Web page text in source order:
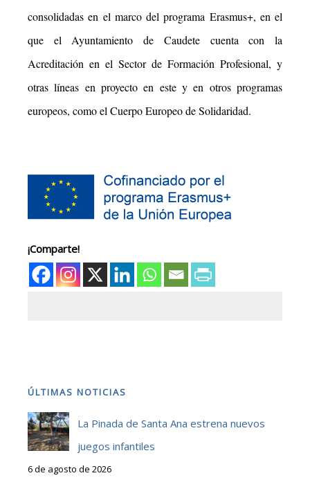
consolidadas en el marco del programa Erasmus+, en el
que el Ayuntamiento de Caudete cuenta con la
Acreditación en el Sector de Formación Profesional, y
otras líneas en proyecto en este y en otros programas
europeos, como el Cuerpo Europeo de Solidaridad.
¡Comparte!
ÚLTIMAS NOTICIAS
La Pinada de Santa Ana estrena nuevos
juegos infantiles
6 de agosto de 2026